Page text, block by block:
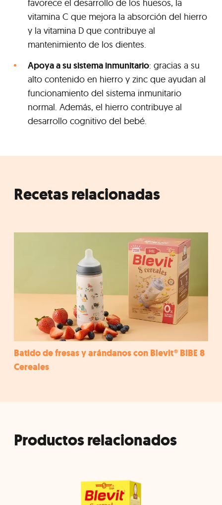
favorece el desarrollo de los huesos, la
vitamina C que mejora la absorción del hierro
y la vitamina D que contribuye al
mantenimiento de los dientes.
Apoya a su sistema inmunitario: gracias a su
alto contenido en hierro y zinc que ayudan al
funcionamiento del sistema inmunitario
normal. Además, el hierro contribuye al
desarrollo cognitivo del bebé.
Recetas relacionadas
Batido de fresas y arándanos con Blevit® BIBE 8
Cereales
Productos relacionados